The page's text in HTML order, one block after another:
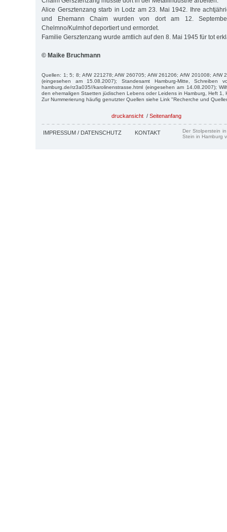
Alice Gersztenzang starb in Lodz am 23. Mai 1942. Ihre
und Ehemann Chaim wurden von dort am 12.
Chelmno/Kulmhof deportiert und ermordet.
Familie Gersztenzang wurde amtlich auf den 8. Mai 1945 für tot
© Maike Bruchmann
Quellen: 1; 5; 8; AfW 221278; AfW 260705; AfW 261206; AfW 201008; AfW
(eingesehen am 15.08.2007); Standesamt Hamburg-Mitte, Schreiben
hamburg.de/rz3a035//karolinenstrasse.html (eingesehen am 14.08.2007);
den ehemaligen Staetten jüdischen Lebens oder Leidens in Hamburg, Heft 1,
Zur Nummerierung häufig genutzter Quellen siehe Link "Recherche und
druckansicht / Seitenanfang
IMPRESSUM / DATENSCHUTZ KONTAKT
Der Stolperstein
Stein in Hamburg